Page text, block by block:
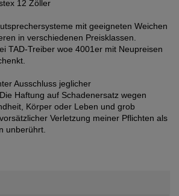
12 Zöller
mit geeigneten Weichen
in verschiedenen Preisklassen.
TAD-Treiber woe 4001er mit Neupreisen
Ausschluss jeglicher
Haftung auf Schadenersatz wegen
Körper oder Leben und grob
Verletzung meiner Pflichten als
unberührt.